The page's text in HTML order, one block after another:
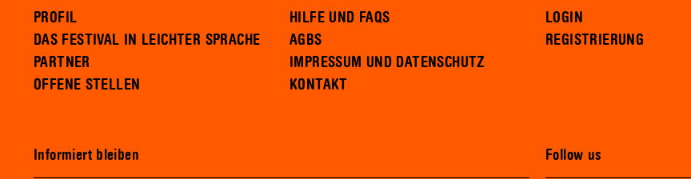
PROFIL
DAS FESTIVAL IN LEICHTER SPRACHE
PARTNER
OFFENE STELLEN
HILFE UND FAQS
AGBS
IMPRESSUM UND DATENSCHUTZ
KONTAKT
LOGIN
REGISTRIERUNG
Informiert bleiben Follow us